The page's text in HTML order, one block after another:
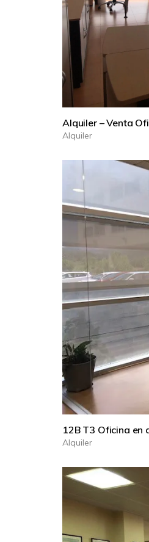
Alquiler – Venta
Alquiler
12B T3 Oficina en
Alquiler